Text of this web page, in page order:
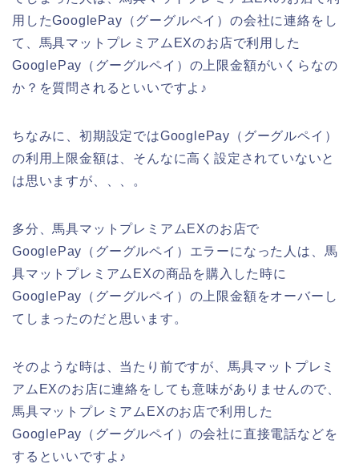
用したGooglePay（グーグルペイ）の会社に連絡をし
て、馬具マットプレミアムEXのお店で利用した
GooglePay（グーグルペイ）の上限金額がいくらなの
か？を質問されるといいですよ♪
ちなみに、初期設定ではGooglePay（グーグルペイ）
の利用上限金額は、そんなに高く設定されていないと
は思いますが、、、。
多分、馬具マットプレミアムEXのお店で
GooglePay（グーグルペイ）エラーになった人は、馬
具マットプレミアムEXの商品を購入した時に
GooglePay（グーグルペイ）の上限金額をオーバーし
てしまったのだと思います。
そのような時は、当たり前ですが、馬具マットプレミ
アムEXのお店に連絡をしても意味がありませんので、
馬具マットプレミアムEXのお店で利用した
GooglePay（グーグルペイ）の会社に直接電話などを
するといいですよ♪